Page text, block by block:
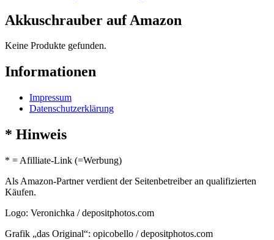
Akkuschrauber auf Amazon
Keine Produkte gefunden.
Informationen
Impressum
Datenschutzerklärung
* Hinweis
* = Afilliate-Link (=Werbung)
Als Amazon-Partner verdient der Seitenbetreiber an qualifizierten
Käufen.
Logo: Veronichka / depositphotos.com
Grafik „das Original“: opicobello / depositphotos.com